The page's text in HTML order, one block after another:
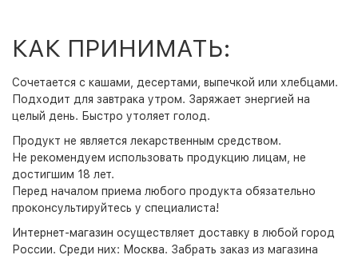
КАК ПРИНИМАТЬ:
Сочетается с кашами, десертами, выпечкой или хлебцами.
Подходит для завтрака утром. Заряжает энергией на
целый день. Быстро утоляет голод.
Продукт не является лекарственным средством.
Не рекомендуем использовать продукцию лицам, не
достигшим 18 лет.
Перед началом приема любого продукта обязательно
проконсультируйтесь у специалиста!
Интернет-магазин осуществляет доставку в любой город
России. Среди них: Москва. Забрать заказ из магазина